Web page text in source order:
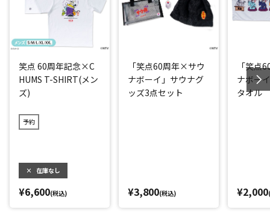
笑点 60周年記念×C
HUMS T-SHIRT(メン
ズ)
予約
× 在庫なし
¥6,600(税込)
「笑点60周年×サウ
ナボーイ」サウナグ
ッズ3点セット
¥3,800(税込)
「笑点
ナボー
タオル
¥2,000